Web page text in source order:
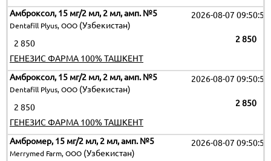
Амброксол, 15 мг/2 мл, 2 мл, амп. №5
Dentafill Plyus, ООО (Узбекистан)
2026-08-07 09:50:51
2 850
2 850
ГЕНЕЗИС ФАРМА 100% ТАШКЕНТ
Амброксол, 15 мг/2 мл, 2 мл, амп. №5
Dentafill Plyus, ООО (Узбекистан)
2026-08-07 09:50:51
2 850
2 850
ГЕНЕЗИС ФАРМА 100% ТАШКЕНТ
Амбромер, 15 мг/2 мл, 2 мл, амп. №5
Merrymed Farm, ООО (Узбекистан)
2026-08-07 09:50:51